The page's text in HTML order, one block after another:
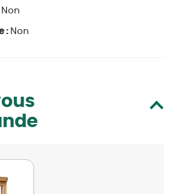
Non
: Non